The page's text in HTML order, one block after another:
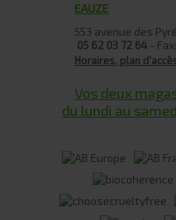
EAUZE
553 avenue des
05 62 03 72 64 -
Horaires, plan
Vos deux
du lundi au